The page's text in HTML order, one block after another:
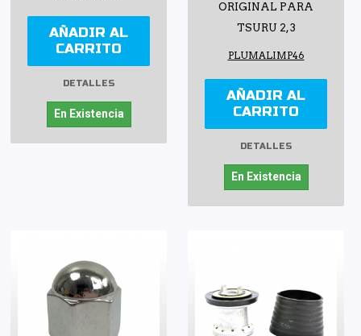
AÑADIR AL
CARRITO
DETALLES
En Existencia
ORIGINAL PARA
TSURU 2, 3
PLUMALIMP46
AÑADIR AL
CARRITO
DETALLES
En Existencia